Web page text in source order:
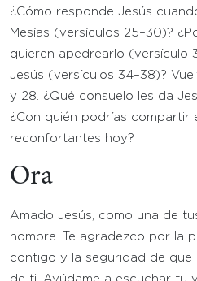
¿Cómo responde Jesús
Mesías (versículos 25–30)?
quieren apedrearlo (versículo
Jesús (versículos 34–38)?
y 28. ¿Qué consuelo les da
¿Con quién podrías compartir
reconfortantes hoy?
Ora
Amado Jesús, como una de
nombre. Te agradezco por la
contigo y la seguridad de que